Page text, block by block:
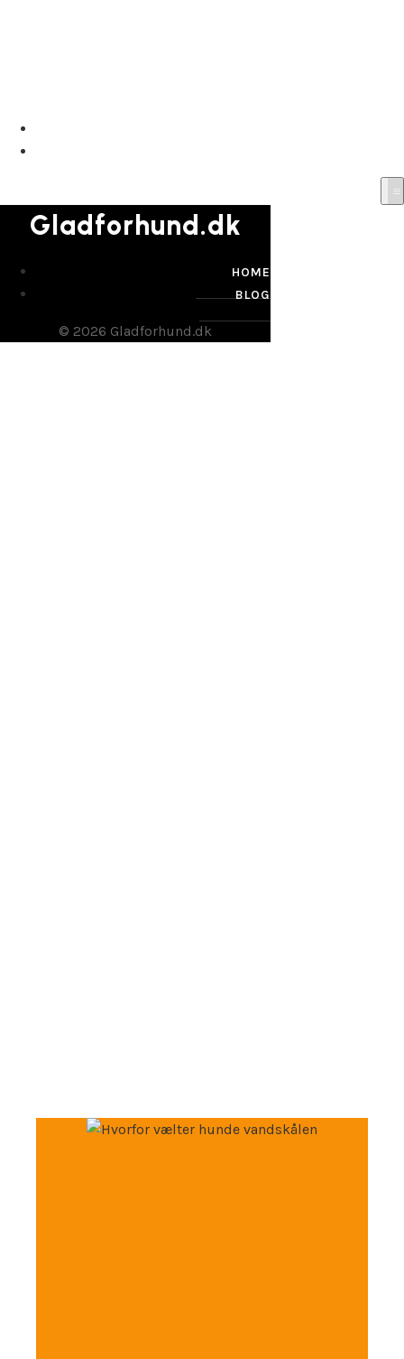
Gladforhund.dk
HOME
BLOG
© 2026 Gladforhund.dk